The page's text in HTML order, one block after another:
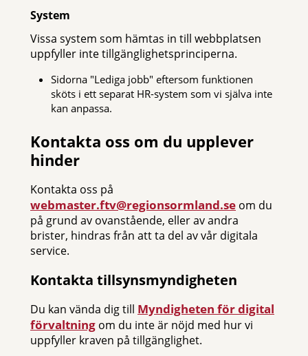
System
Vissa system som hämtas in till webbplatsen
uppfyller inte tillgänglighetsprinciperna.
Sidorna "Lediga jobb" eftersom funktionen
sköts i ett separat HR-system som vi själva inte
kan anpassa.
Kontakta oss om du upplever
hinder
Kontakta oss på
webmaster.ftv@regionsormland.se om du
på grund av ovanstående, eller av andra
brister, hindras från att ta del av vår digitala
service.
Kontakta tillsynsmyndigheten
Du kan vända dig till Myndigheten för digital
förvaltning om du inte är nöjd med hur vi
uppfyller kraven på tillgänglighet.